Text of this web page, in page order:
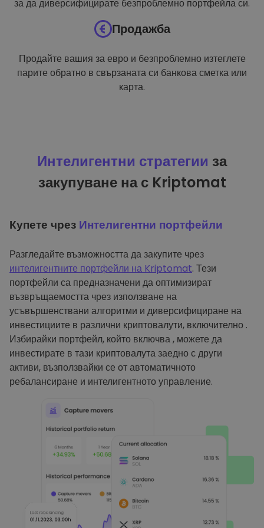
за да диверсифицирате безпроблемно портфейла си.
Продажба
Продайте вашия за евро и безпроблемно изтеглете
парите обратно в свързаната си банкова сметка или
карта.
Интелигентни стратегии за
закупуване на с Kriptomat
Купете чрез Интелигентни портфейли
Разгледайте възможността да закупите чрез
интелигентните портфейли на Kriptomat. Тези
портфейли са предназначени да оптимизират
възвръщаемостта чрез използване на
усъвършенствани алгоритми и диверсифициране на
инвестициите в различни криптовалути, включително .
Избирайки портфейл, който включва , можете да
инвестирате в тази криптовалута заедно с други
активи, възползвайки се от автоматичното
ребалансиране и интелигентното управление.